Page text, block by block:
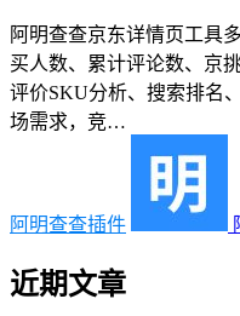
阿明查查京东详情页工具
买人数、累计评论数、京
评价SKU分析、搜索排名
场需求，竞…
阿明查查插件
近期文章